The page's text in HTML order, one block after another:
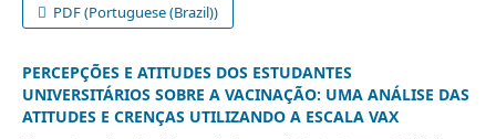
PDF (Portuguese (Brazil))
PERCEPÇÕES E ATITUDES DOS ESTUDANTES
UNIVERSITÁRIOS SOBRE A VACINAÇÃO: UMA ANÁLISE DAS
ATITUDES E CRENÇAS UTILIZANDO A ESCALA VAX